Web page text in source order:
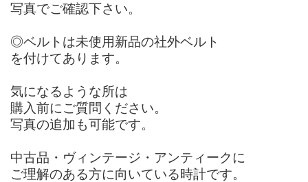
写真でご確認下さい。
◎ベルトは未使用新品の社外ベルト
を付けてあります。
気になるような所は
購入前にご質問ください。
写真の追加も可能です。
中古品・ヴィンテージ・アンティークに
ご理解のある方に向いている時計です。